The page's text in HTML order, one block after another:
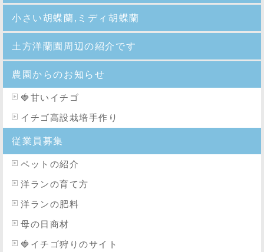
小さい胡蝶蘭,ミディ胡蝶蘭
土方洋蘭園周辺の紹介です
農園からのお知らせ
🍓 甘いイチゴ
イチゴ高設栽培手作り
従業員募集
ペットの紹介
洋ランの育て方
洋ランの肥料
母の日商材
🍓イチゴ狩りのサイト